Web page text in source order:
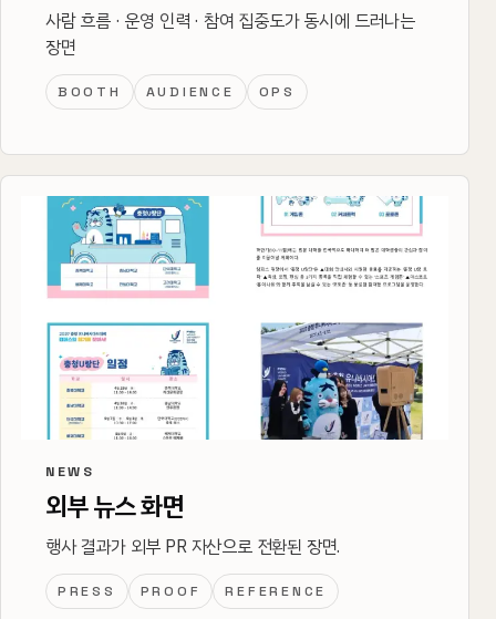
사람 흐름 · 운영 인력 · 참여 집중도가 동시에 드러나는
장면
BOOTH AUDIENCE OPS
NEWS
외부 뉴스 화면
행사 결과가 외부 PR 자산으로 전환된 장면.
PRESS PROOF REFERENCE